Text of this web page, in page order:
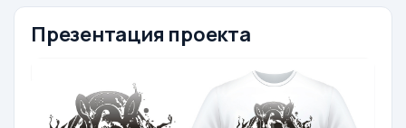
Презентация проекта